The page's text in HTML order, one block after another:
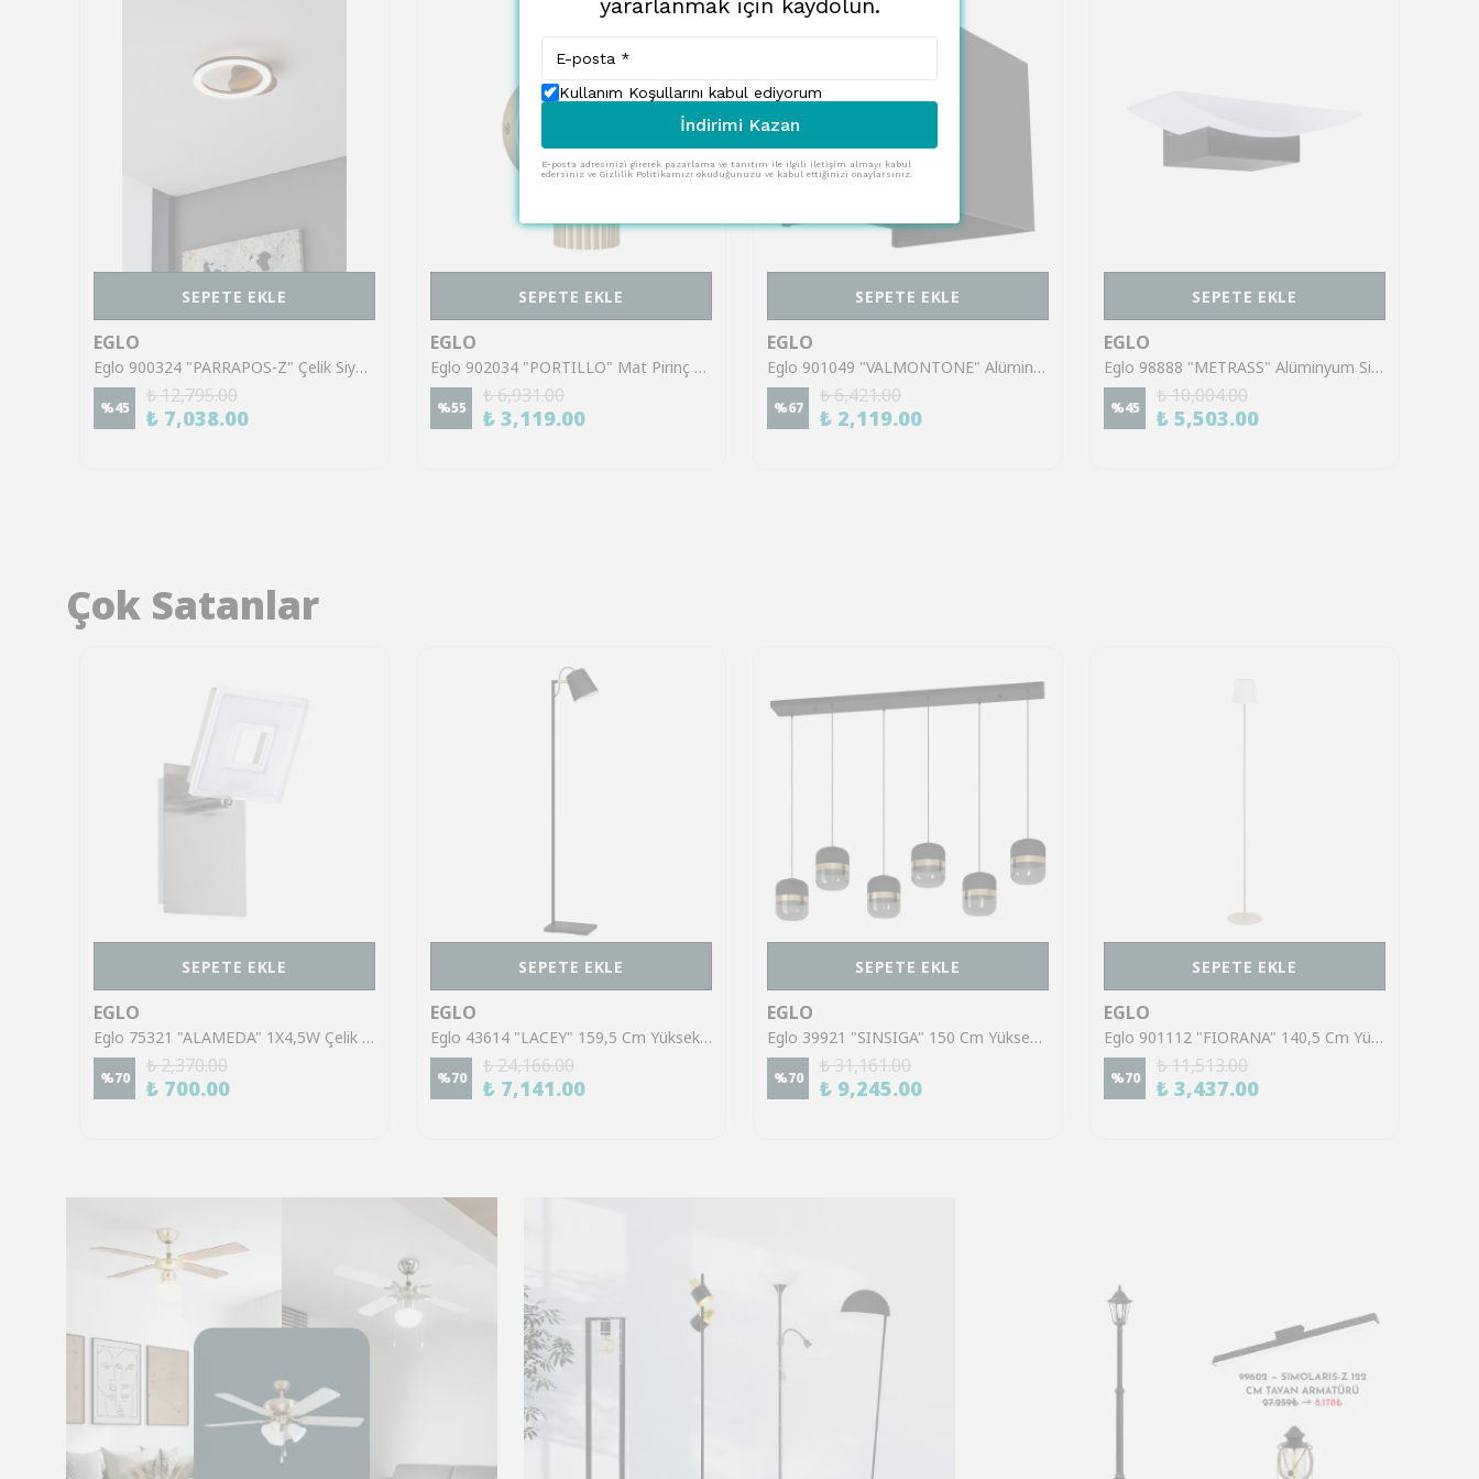
SEPETE EKLE
EGLO
Eglo 900324 "PARRAPOS-Z" Çelik Siyah Duvar Aplik
%45
₺ 12,795.00
₺ 7,038.00
SEPETE EKLE
EGLO
Eglo 902034 "PORTILLO" Mat Pirinç Alüminyum Çelik Duvar Aplik
%55
₺ 6,931.00
₺ 3,119.00
SEPETE EKLE
EGLO
Eglo 901049 "VALMONTONE" Alüminyum Siyah Duvar Aplik
%67
₺ 6,421.00
₺ 2,119.00
SEPETE EKLE
EGLO
Eglo 98888 "METRASS" Alüminyum Siyah Duvar Aplik
%45
₺ 10,004.00
₺ 5,503.00
Çok Satanlar
SEPETE EKLE
EGLO
Eglo 75321 "ALAMEDA" 1X4,5W Çelik Nikel Mat Sıva Üstü Spot
%70
₺ 2,370.00
₺ 700.00
SEPETE EKLE
EGLO
Eglo 43614 "LACEY" 159,5 Cm Yüksekliğinde Çelik, Ahşap Köşe Lambası Lambader
%70
₺ 24,166.00
₺ 7,141.00
SEPETE EKLE
EGLO
Eglo 39921 "SINSIGA" 150 Cm Yüksekliğinde Çelik Siyah Sarkıt Avize
%70
₺ 31,161.00
₺ 9,245.00
SEPETE EKLE
EGLO
Eglo 901112 "FIORANA" 140,5 Cm Yüksekliğinde Çelik Köşe Lambası Lambader
%70
₺ 11,513.00
₺ 3,437.00
yararlanmak için kaydolun.
Kullanım Koşullarını kabul ediyorum
İndirimi Kazan
E-posta adresinizi girerek pazarlama ve tanıtım ile ilgili iletişim almayı kabul
edersiniz ve Gizlilik Politikamızı okuduğunuzu ve kabul ettiğinizi onaylarsınız.